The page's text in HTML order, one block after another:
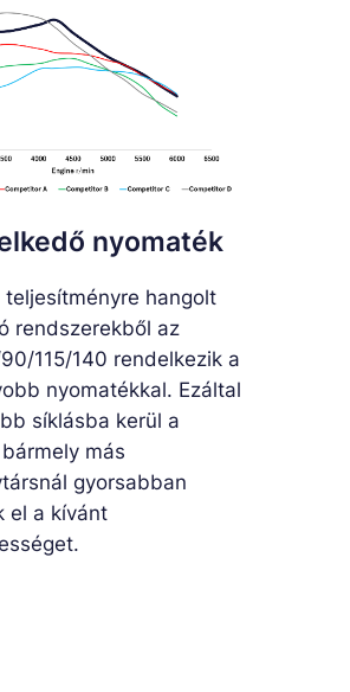
nyomaték
teljesítményre hangolt
rendszerekből az
115/140 rendelkezik a
nyomatékkal. Ezáltal
síklásba kerül a
más
gyorsabban
el a kívánt